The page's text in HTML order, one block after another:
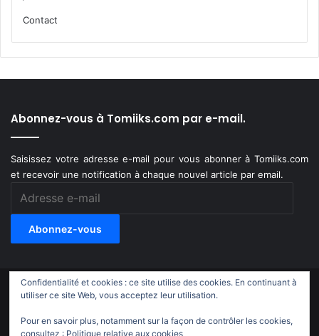
Contact
Abonnez-vous à Tomiiks.com par e-mail.
Saisissez votre adresse e-mail pour vous abonner à Tomiiks.com
et recevoir une notification à chaque nouvel article par email.
Abonnez-vous
© Copyright 2011-2018, All Rights Reserved |
X YouTubeInstagram
TwitchTikTok
Confidentialité et cookies : ce site utilise des cookies. En continuant à
utiliser ce site Web, vous acceptez leur utilisation.
Pour en savoir plus, notamment sur la façon de contrôler les cookies,
consultez : Politique relative aux cookies